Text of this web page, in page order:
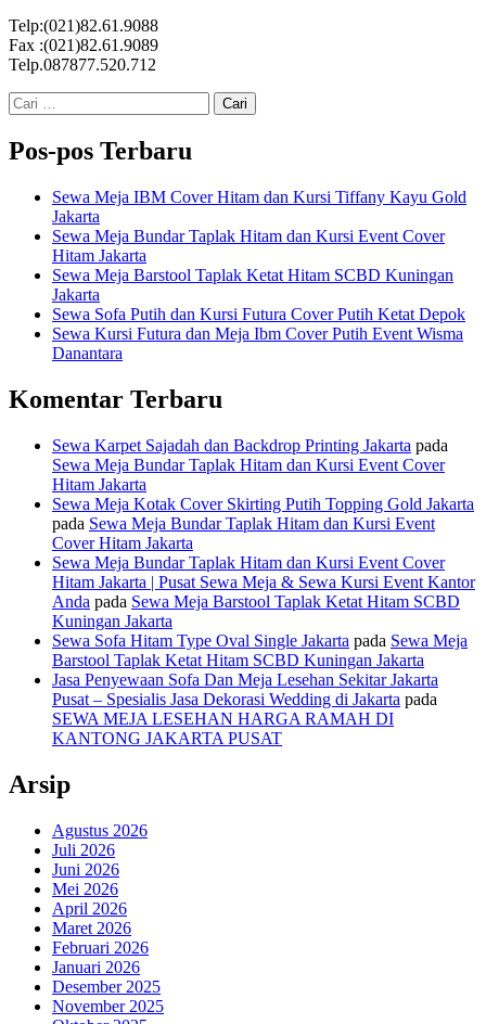
Telp:(021)82.61.9088
Fax :(021)82.61.9089
Telp.087877.520.712
Cari
untuk:
Pos-pos Terbaru
Sewa Meja IBM Cover Hitam dan Kursi Tiffany Kayu Gold
Jakarta
Sewa Meja Bundar Taplak Hitam dan Kursi Event Cover
Hitam Jakarta
Sewa Meja Barstool Taplak Ketat Hitam SCBD Kuningan
Jakarta
Sewa Sofa Putih dan Kursi Futura Cover Putih Ketat Depok
Sewa Kursi Futura dan Meja Ibm Cover Putih Event Wisma
Danantara
Komentar Terbaru
Sewa Karpet Sajadah dan Backdrop Printing Jakarta pada
Sewa Meja Bundar Taplak Hitam dan Kursi Event Cover
Hitam Jakarta
Sewa Meja Kotak Cover Skirting Putih Topping Gold Jakarta
pada Sewa Meja Bundar Taplak Hitam dan Kursi Event
Cover Hitam Jakarta
Sewa Meja Bundar Taplak Hitam dan Kursi Event Cover
Hitam Jakarta | Pusat Sewa Meja & Sewa Kursi Event Kantor
Anda pada Sewa Meja Barstool Taplak Ketat Hitam SCBD
Kuningan Jakarta
Sewa Sofa Hitam Type Oval Single Jakarta pada Sewa Meja
Barstool Taplak Ketat Hitam SCBD Kuningan Jakarta
Jasa Penyewaan Sofa Dan Meja Lesehan Sekitar Jakarta
Pusat – Spesialis Jasa Dekorasi Wedding di Jakarta pada
SEWA MEJA LESEHAN HARGA RAMAH DI
KANTONG JAKARTA PUSAT
Arsip
Agustus 2026
Juli 2026
Juni 2026
Mei 2026
April 2026
Maret 2026
Februari 2026
Januari 2026
Desember 2025
November 2025